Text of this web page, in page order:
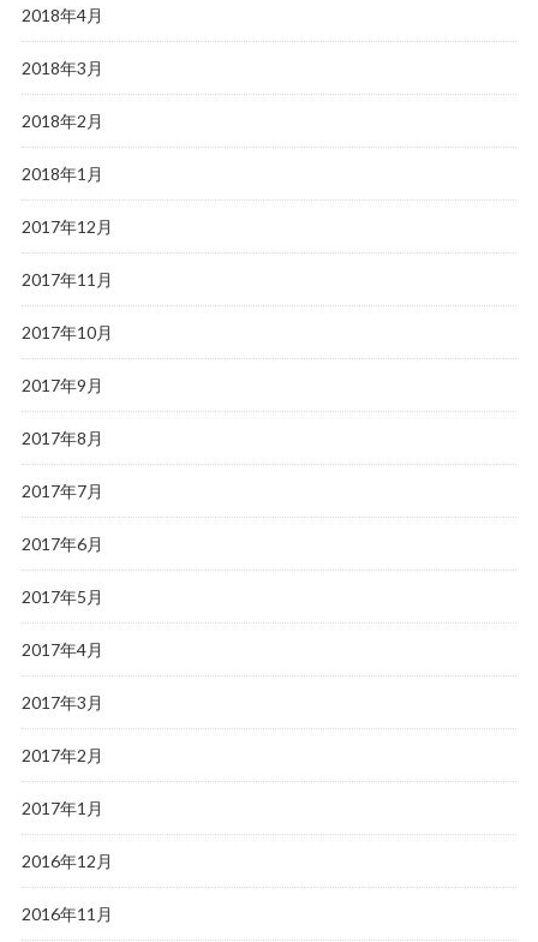
2018年4月
2018年3月
2018年2月
2018年1月
2017年12月
2017年11月
2017年10月
2017年9月
2017年8月
2017年7月
2017年6月
2017年5月
2017年4月
2017年3月
2017年2月
2017年1月
2016年12月
2016年11月